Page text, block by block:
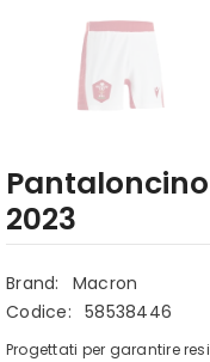
2023
Brand:
Macron
Codice: 58538446
Progettati per garantire